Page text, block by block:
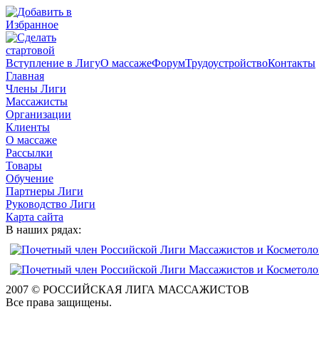
Вступление в ЛигуО массажеФорумТрудоустройствоКонтакты
Главная
Члены Лиги
Массажисты
Организации
Клиенты
О массаже
Рассылки
Товары
Обучение
Партнеры Лиги
Руководство Лиги
Карта сайта
В наших рядах:
2007 © РОССИЙСКАЯ ЛИГА МАССАЖИСТОВ
Все права защищены.